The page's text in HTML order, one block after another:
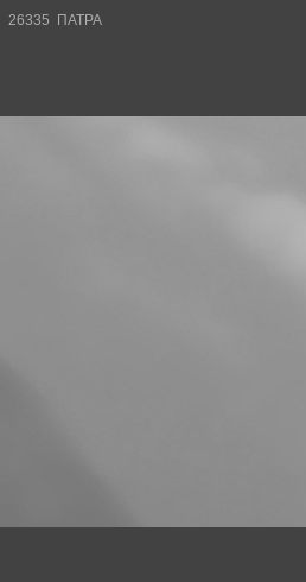
26335 ΠΑΤΡΑ